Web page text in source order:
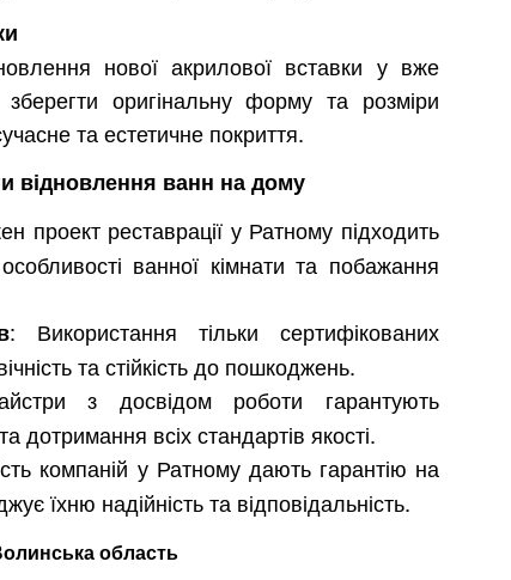
нової акрилової вставки у вже
оригінальну форму та розміри
та естетичне покриття.
відновлення ванн на дому
проект реставрації у Ратному підходить
ванної кімнати та побажання
: Використання тільки сертифікованих
та стійкість до пошкоджень.
з досвідом роботи гарантують
дотримання всіх стандартів якості.
компаній у Ратному дають гарантію на
їхню надійність та відповідальність.
область